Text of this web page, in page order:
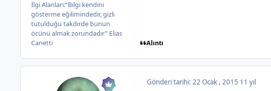
İlgi Alanları:“Bilgi kendini
gösterme eğilimindedir, gizli
tutulduğu takdirde bunun
öcünü almak zorundadır” Elias
Canetti
Alıntı
Gönderi tarihi: 22 Ocak , 2015 11 yıl